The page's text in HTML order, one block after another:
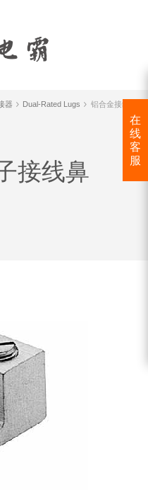
器 Dual-Rated Lugs
铝合金接线
接线鼻
在
线
客
服